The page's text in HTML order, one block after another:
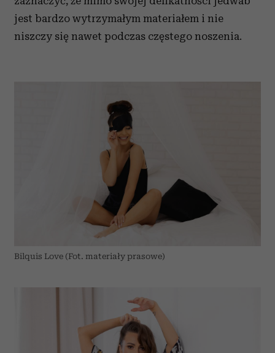
jest bardzo wytrzymałym materiałem i nie
niszczy się nawet podczas częstego noszenia.
Bilquis Love (Fot. materiały prasowe)